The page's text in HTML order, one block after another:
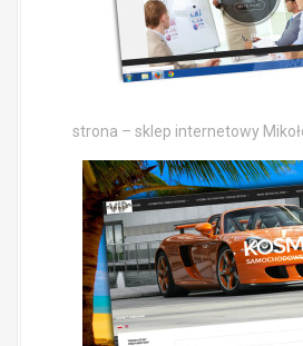
strona – sklep internetowy